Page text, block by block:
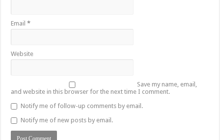
Email*
Website
Save my name, email,
and website in this browser for the next time I comment.
Notify me of follow-up comments by email.
Notify me of new posts by email.